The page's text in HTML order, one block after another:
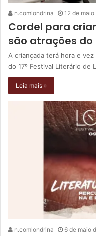
n.comlondrina 12 de
Cordel para
são atrações do
A criançada terá hora e
do 17º Festival Literário de
Leia mais »
n.comlondrina 6 de maio